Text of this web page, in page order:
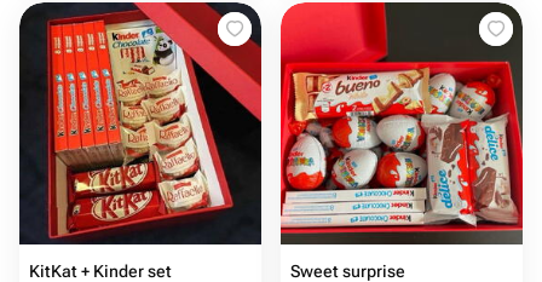
KitKat + Kinder set Sweet surprise